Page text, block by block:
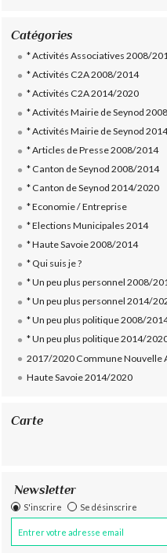
Catégories
* Activités Associatives 2008/
* Activités C2A 2008/2014
* Activités C2A 2014/2020
* Activités Mairie de Seynod
* Activités Mairie de Seynod
* Articles de Presse 2008/2014
* Canton de Seynod 2008/2014
* Canton de Seynod 2014/2020
* Economie / Entreprise
* Elections Municipales 2014
* Haute Savoie 2008/2014
* Qui suis je ?
* Un peu plus personnel 2008/
* Un peu plus personnel 2014/
* Un peu plus politique 2008/
* Un peu plus politique 2014/
2017/2020 Commune Nouvelle
Haute Savoie 2014/2020
Carte
Newsletter
S'inscrire Se désinscrire